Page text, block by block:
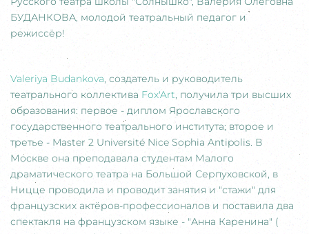
БУДАНКОВА, молодой театральный педагог и
режиссёр!
Valeriya Budankova, создатель и руководитель
театрального коллектива Fox'Art, получила три высших
образования: первое - диплом Ярославского
государственного театрального института; второе и
третье - Master 2 Université Nice Sophia Antipolis. В
Москве она преподавала студентам Малого
драматического театра на Большой Серпуховской, в
Ницце проводила и проводит занятия и "стажи" для
французских актёров-профессионалов и поставила два
спектакля на французском языке - "Анна Каренина" (